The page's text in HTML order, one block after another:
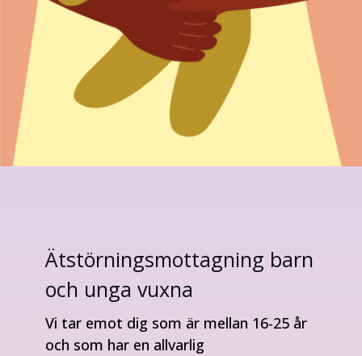
Ätstörningsmottagning barn
och unga vuxna
Vi tar emot dig som är mellan 16-25 år
och som har en allvarlig